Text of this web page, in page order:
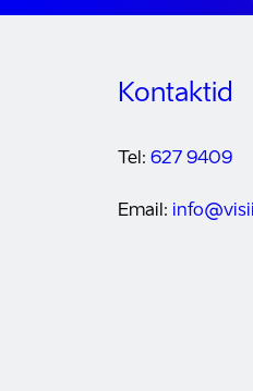
Kontaktid
Tel: 627 9409
Email: